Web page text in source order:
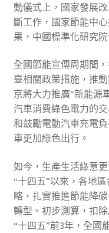
動儀式上，國家發展
斷工作，國家節能中
果，中國標準化研究
全國節能宣傳周期間
臺相關政策措施，推
京將大力推廣“新能源
汽車消費綠色電力的
和鼓勵電動汽車充電
車更加綠色出行。
如今，生產生活綠意
“十四五”以來，各地
略，扎實推進節能降
轉型。初步測算，扣
“十四五”前3年，全國